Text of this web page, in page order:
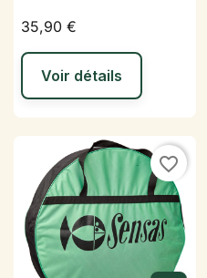
35,90 €
Voir détails
favorite_border